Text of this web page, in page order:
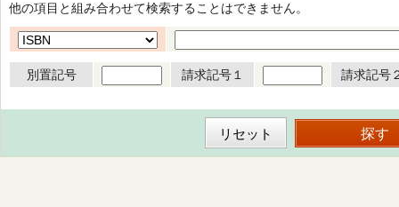
他の項目と組み合わせて検索することはできません。
別置記号 請求記号１ 請求記号